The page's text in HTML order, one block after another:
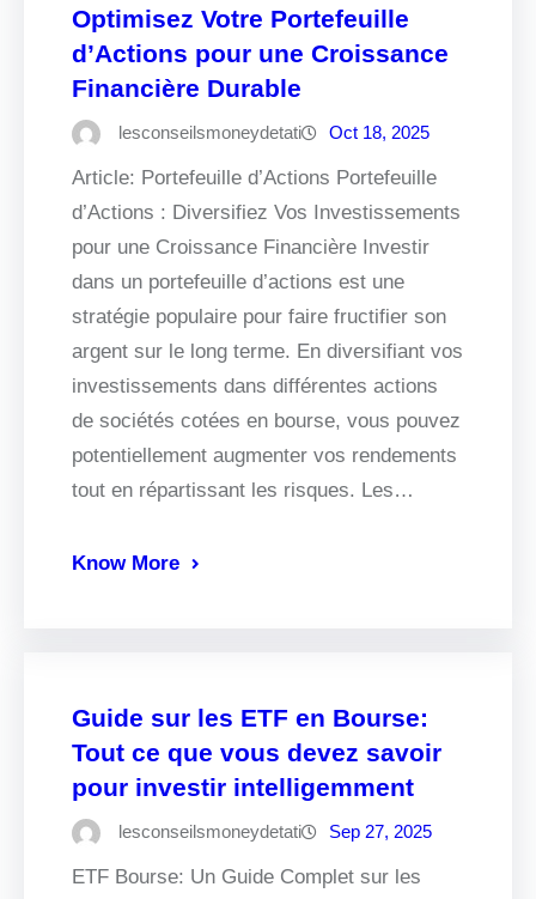
Optimisez Votre Portefeuille
d’Actions pour une Croissance
Financière Durable
lesconseilsmoneydetati Oct 18, 2025
Article: Portefeuille d’Actions Portefeuille
d’Actions : Diversifiez Vos Investissements
pour une Croissance Financière Investir
dans un portefeuille d’actions est une
stratégie populaire pour faire fructifier son
argent sur le long terme. En diversifiant vos
investissements dans différentes actions
de sociétés cotées en bourse, vous pouvez
potentiellement augmenter vos rendements
tout en répartissant les risques. Les…
Know More
Guide sur les ETF en Bourse:
Tout ce que vous devez savoir
pour investir intelligemment
lesconseilsmoneydetati Sep 27, 2025
ETF Bourse: Un Guide Complet sur les